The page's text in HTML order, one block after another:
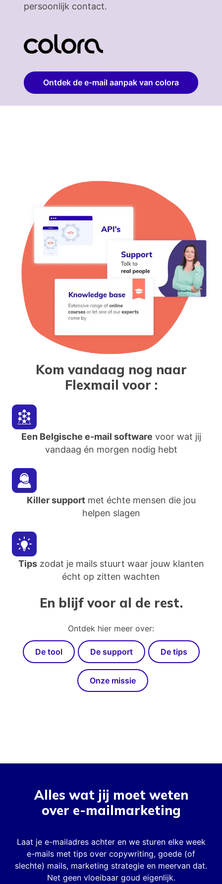
persoonlijk contact.
Ontdek de e-mail aanpak van colora
Kom vandaag nog naar
Flexmail voor :
Een Belgische e-mail software voor wat jij
vandaag én morgen nodig hebt
Killer supportmet échte mensen die jou
helpen slagen
Tipszodat je mails stuurt waar jouw klanten
écht op zitten wachten
En blijf voor al de rest.
Ontdek hier meer over:
De tool De support De tips
Onze missie
Alles wat jij moet weten
over e-mailmarketing
Laat je e-mailadres achter en we sturen elke week
e-mails met tips over copywriting, goede (of
slechte) mails, marketing strategie en meervan dat.
Net geen vloeibaar goud eigenlijk.